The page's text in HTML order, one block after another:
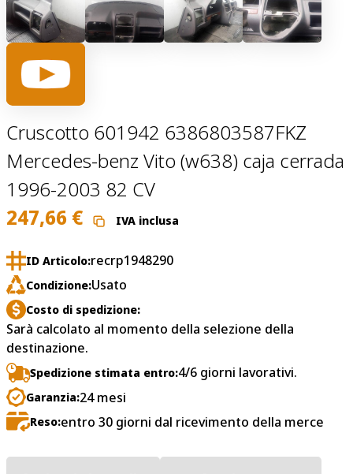
Cruscotto 601942 6386803587FKZ
Mercedes-benz Vito (w638) caja cerrada
1996-2003 82 CV
247,66 € IVA inclusa
ID Articolo:recrp1948290
Condizione:Usato
Costo di spedizione:
Sarà calcolato al momento della selezione della
destinazione.
Spedizione stimata entro:4/6 giorni lavorativi.
Garanzia:24 mesi
Reso:entro 30 giorni dal ricevimento della merce